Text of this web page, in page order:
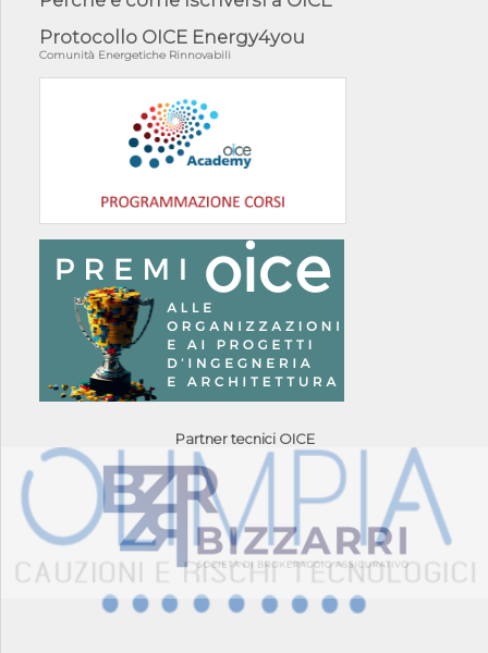
Protocollo OICE Energy4you
Comunità Energetiche Rinnovabili
Partner tecnici OICE